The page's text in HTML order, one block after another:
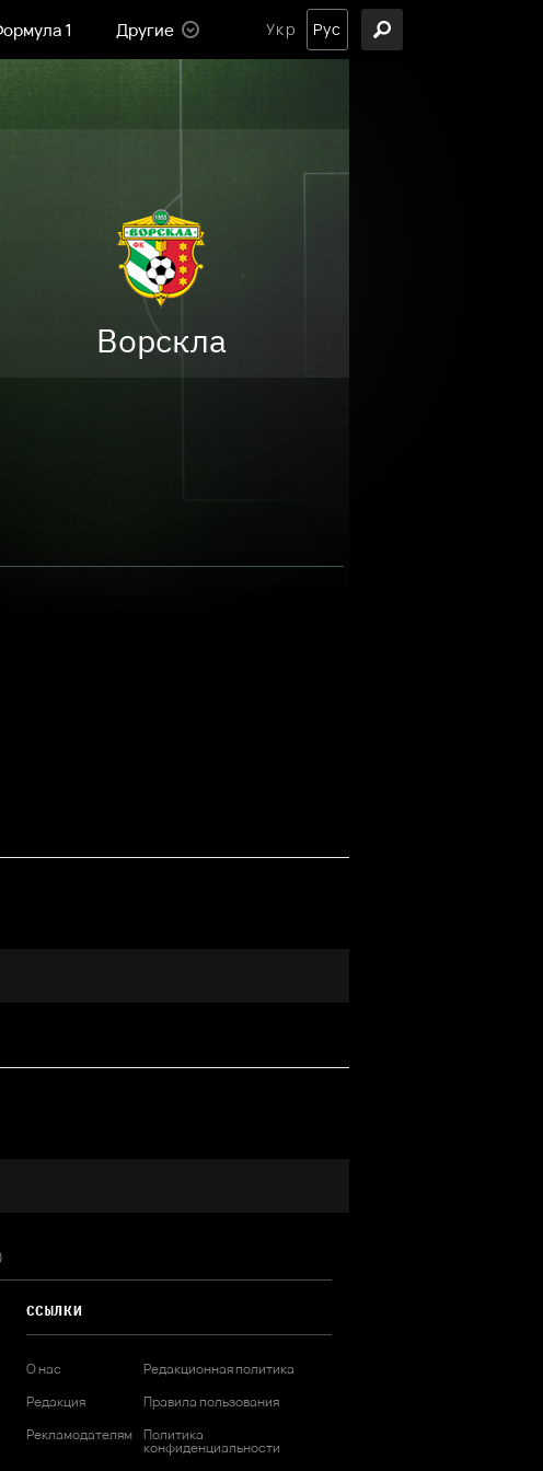
1 Другие Укр Рус
Ворскла
ССЫЛКИ
О нас
Редакция
Рекламодателям
Редакционная политика
Правила пользования
Политика
конфиденциальности